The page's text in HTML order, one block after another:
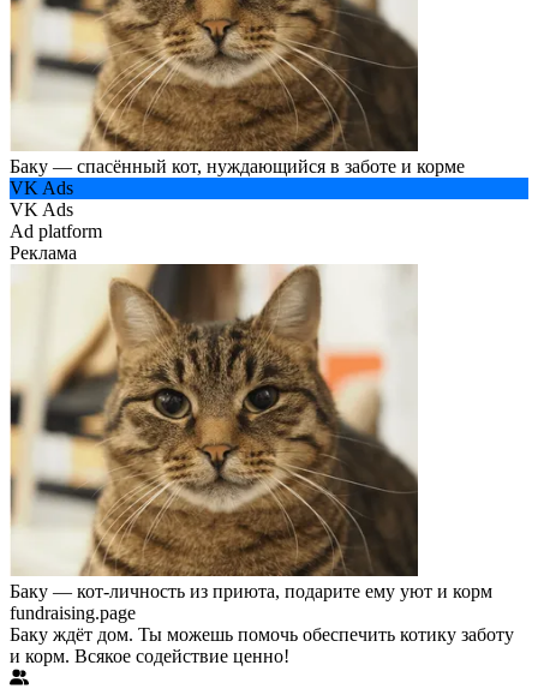
Баку — спасённый кот, нуждающийся в заботе и корме
VK Ads
VK Ads
Ad platform
Реклама
Баку — кот-личность из приюта, подарите ему уют и корм
fundraising.page
Баку ждёт дом. Ты можешь помочь обеспечить котику заботу
и корм. Всякое содействие ценно!